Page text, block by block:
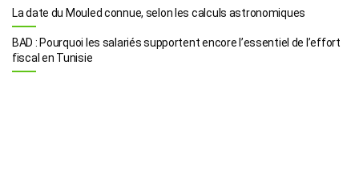
La date du Mouled connue, selon les calculs astronomiques
BAD : Pourquoi les salariés supportent encore l’essentiel de l’effort
fiscal en Tunisie